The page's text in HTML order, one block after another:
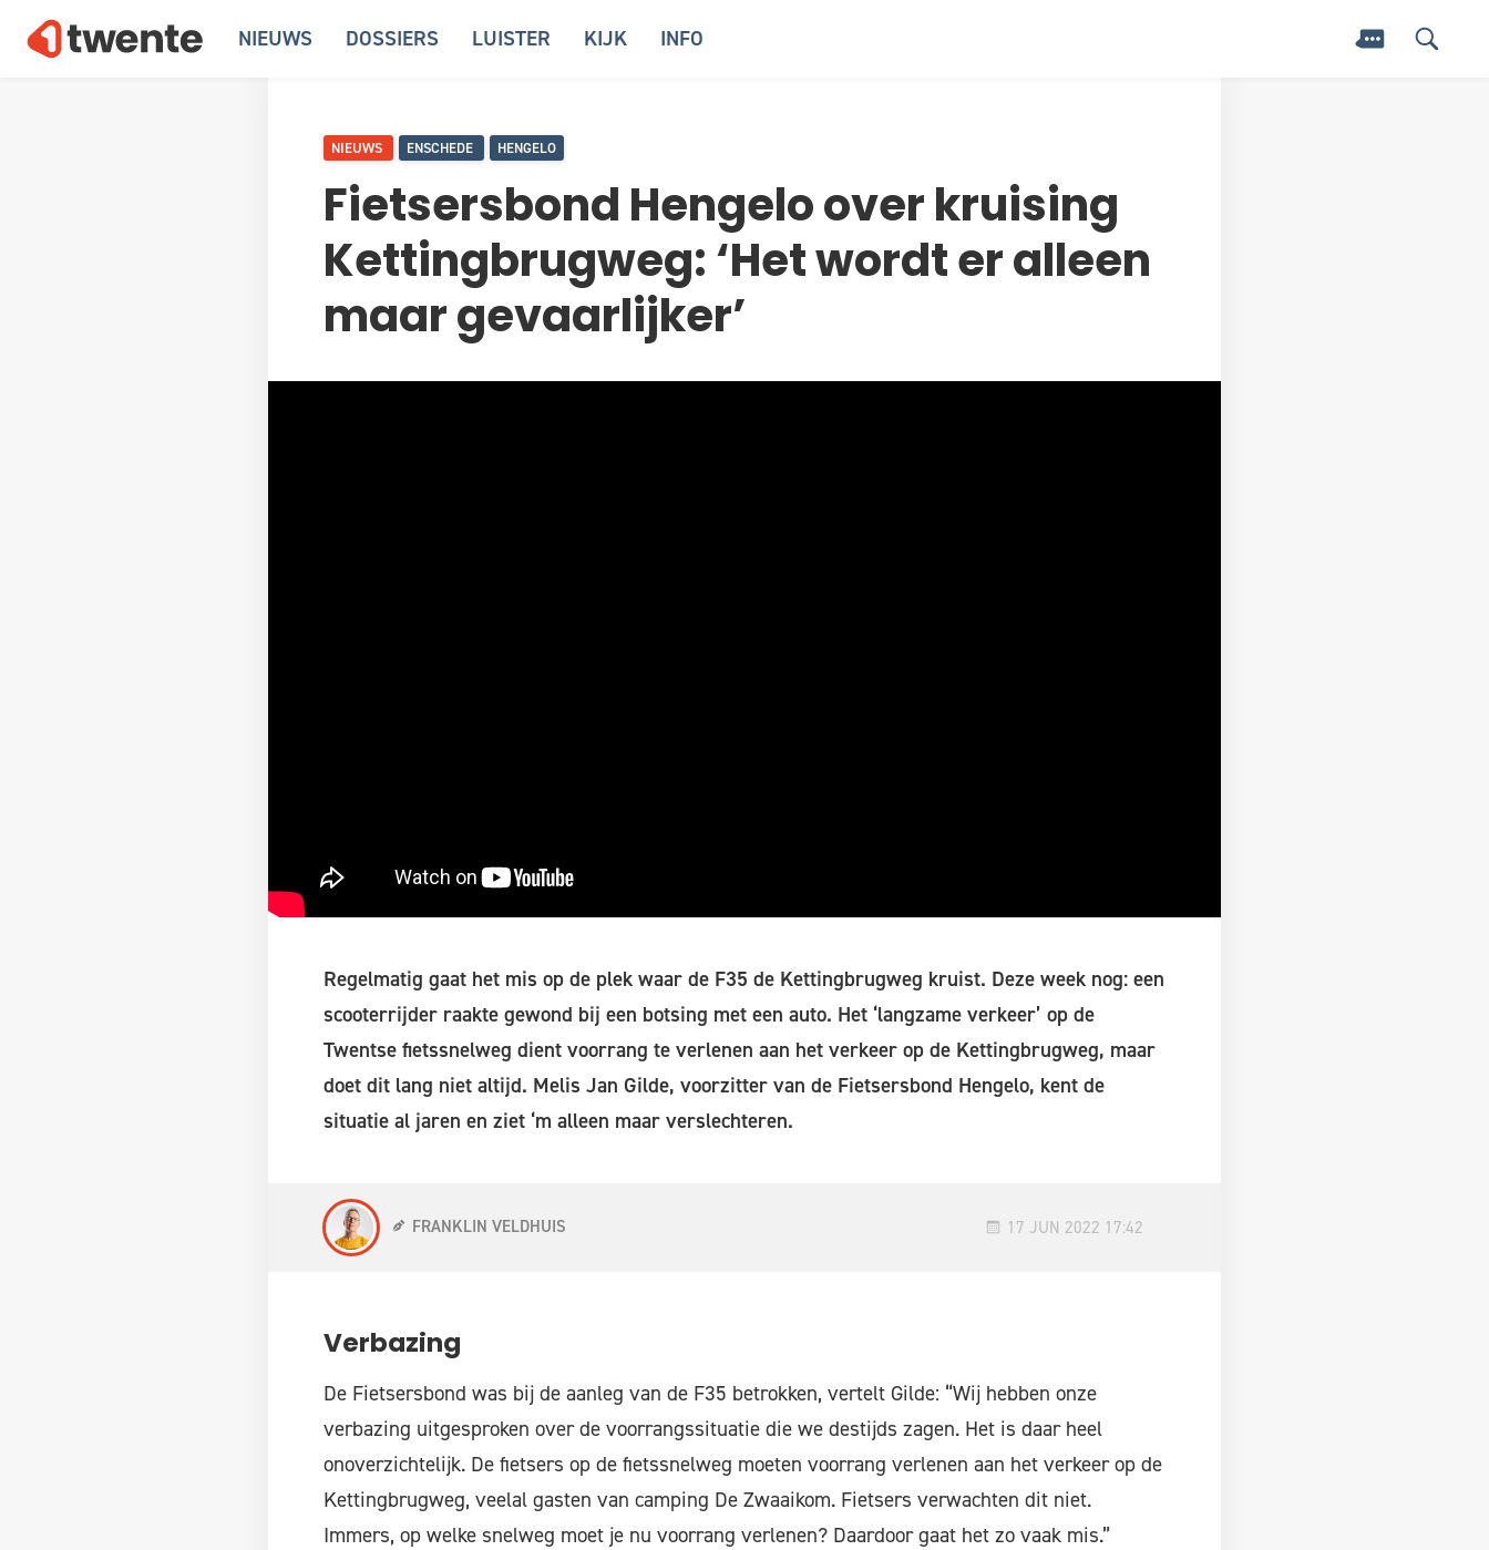
NIEUWS DOSSIERS LUISTER KIJK INFO
NIEUWS ENSCHEDE HENGELO
Fietsersbond Hengelo over kruising
Kettingbrugweg: ‘Het wordt er alleen
maar gevaarlijker’
Regelmatig gaat het mis op de plek waar de F35 de Kettingbrugweg kruist. Deze week nog: een
scooterrijder raakte gewond bij een botsing met een auto. Het ‘langzame verkeer’ op de
Twentse fietssnelweg dient voorrang te verlenen aan het verkeer op de Kettingbrugweg, maar
doet dit lang niet altijd. Melis Jan Gilde, voorzitter van de Fietsersbond Hengelo, kent de
situatie al jaren en ziet ‘m alleen maar verslechteren.
FRANKLIN VELDHUIS 17 JUN 2022 17:42
Verbazing
De Fietsersbond was bij de aanleg van de F35 betrokken, vertelt Gilde: “Wij hebben onze
verbazing uitgesproken over de voorrangssituatie die we destijds zagen. Het is daar heel
onoverzichtelijk. De fietsers op de fietssnelweg moeten voorrang verlenen aan het verkeer op de
Kettingbrugweg, veelal gasten van camping De Zwaaikom. Fietsers verwachten dit niet.
Immers, op welke snelweg moet je nu voorrang verlenen? Daardoor gaat het zo vaak mis.”